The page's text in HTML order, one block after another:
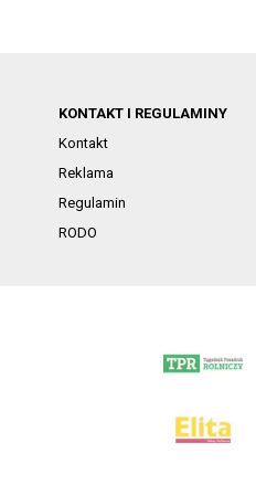
KONTAKT I REGULAMINY
Kontakt
Reklama
Regulamin
RODO